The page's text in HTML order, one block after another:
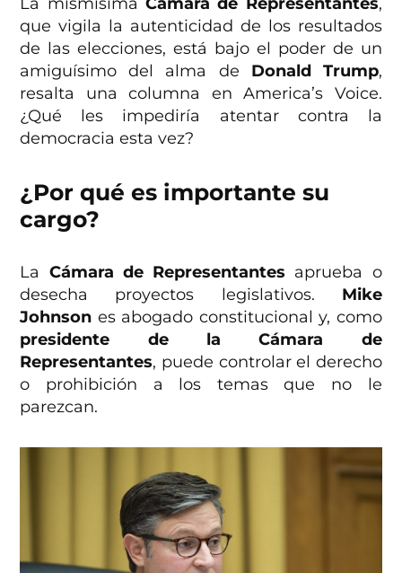
que vigila la autenticidad de los resultados
de las elecciones, está bajo el poder de un
amiguísimo del alma de Donald Trump,
resalta una columna en America’s Voice.
¿Qué les impediría atentar contra la
democracia esta vez?
¿Por qué es importante su
cargo?
La Cámara de Representantes aprueba o
desecha proyectos legislativos. Mike
Johnson es abogado constitucional y, como
presidente de la Cámara de
Representantes, puede controlar el derecho
o prohibición a los temas que no le
parezcan.